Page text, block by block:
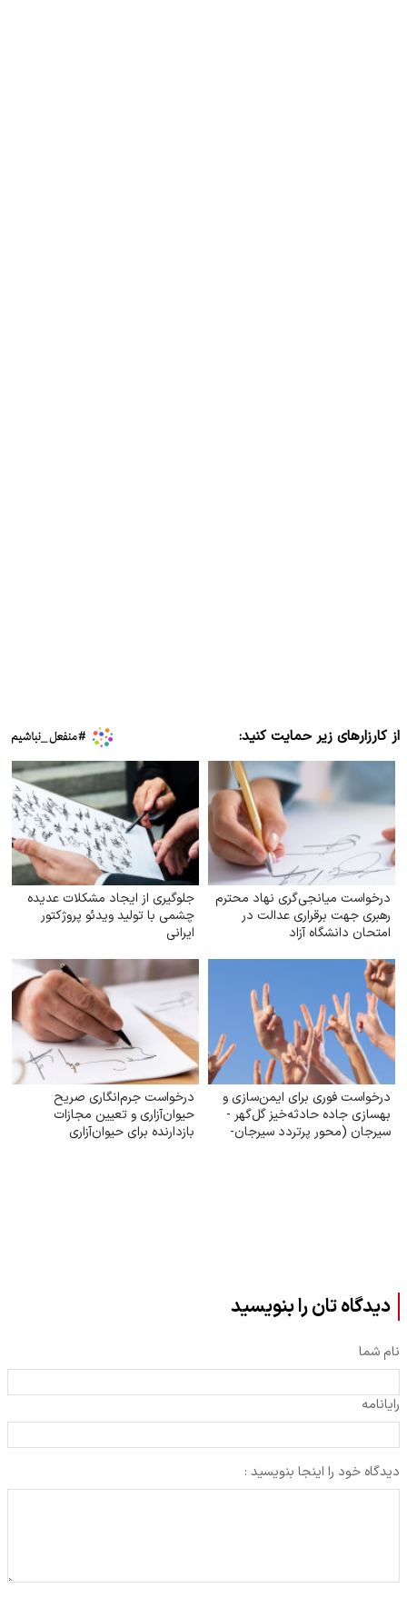
از کارزارهای زیر حمایت کنید:
درخواست میانجی‌گری نهاد محترم
رهبری جهت برقراری عدالت در
امتحان دانشگاه آزاد
جلوگیری از ایجاد مشکلات عدیده
چشمی با تولید ویدئو پروژکتور
ایرانی
درخواست فوری برای ایمن‌سازی و
بهسازی جاده حادثه‌خیز گل‌گهر -
سیرجان (محور پرتردد سیرجان-
درخواست جرم‌انگاری صریح
حیوان‌آزاری و تعیین مجازات
بازدارنده برای حیوان‌آزاری
دیدگاه تان را بنویسید
نام شما
رایانامه
دیدگاه خود را اینجا بنویسید :